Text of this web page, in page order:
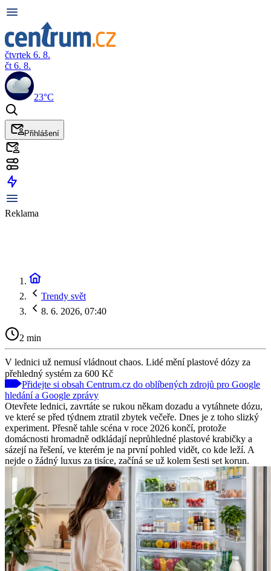
čtvrtek 6. 8.
čt 6. 8.
23°C
Přihlášení
Reklama
Trendy svět
8. 6. 2026, 07:40
2 min
V lednici už nemusí vládnout chaos. Lidé mění plastové dózy za
přehledný systém za 600 Kč
Přidejte si obsah Centrum.cz do oblíbených zdrojů pro Google
hledání a Google zprávy
Otevřete lednici, zavrtáte se rukou někam dozadu a vytáhnete dózu,
ve které se před týdnem ztratil zbytek večeře. Dnes je z toho slizký
experiment. Přesně tahle scéna v roce 2026 končí, protože
domácnosti hromadně odkládají neprůhledné plastové krabičky a
sázejí na řešení, ve kterém je na první pohled vidět, co kde leží. A
nejde o žádný luxus za tisíce, začíná se už kolem šesti set korun.